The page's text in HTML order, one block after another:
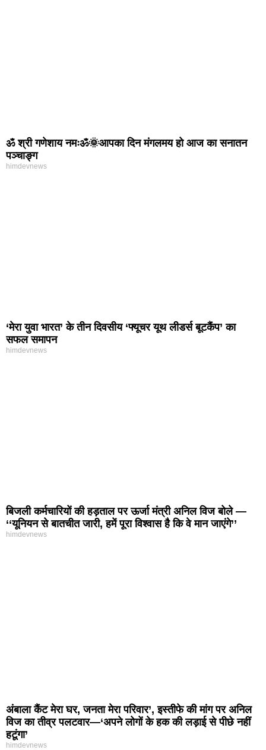
ॐ श्री गणेशाय नमःॐ🌞आपका दिन मंगलमय हो आज का सनातन
पञ्चाङ्ग
himdevnews
‘मेरा युवा भारत’ के तीन दिवसीय ‘फ्यूचर यूथ लीडर्स बूटकैंप’ का
सफल समापन
himdevnews
बिजली कर्मचारियों की हड़ताल पर ऊर्जा मंत्री अनिल विज बोले —
‘‘यूनियन से बातचीत जारी, हमें पूरा विश्वास है कि वे मान जाएंगे’’
himdevnews
अंबाला कैंट मेरा घर, जनता मेरा परिवार’, इस्तीफे की मांग पर अनिल
विज का तीव्र पलटवार—‘अपने लोगों के हक की लड़ाई से पीछे नहीं
हटूंगा’
himdevnews